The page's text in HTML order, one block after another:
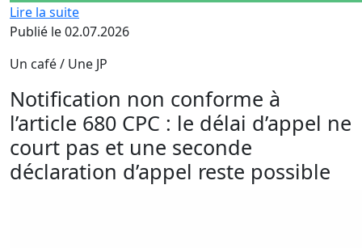
Lire la suite
Publié le 02.07.2026
Un café / Une JP
Notification non conforme à
l’article 680 CPC : le délai d’appel ne
court pas et une seconde
déclaration d’appel reste possible